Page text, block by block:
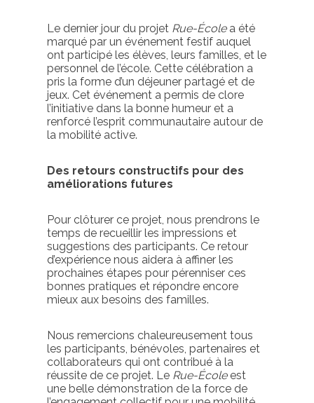
Le dernier jour du projet Rue-Écolea été
marqué par un événement festif auquel
ont participé les élèves, leurs familles, et le
personnel de l’école. Cette célébration a
pris la forme d’un déjeuner partagé et de
jeux. Cet événement a permis de clore
l’initiative dans la bonne humeur et a
renforcé l’esprit communautaire autour de
la mobilité active.
Des retours constructifs pour des
améliorations futures
Pour clôturer ce projet, nous prendrons le
temps de recueillir les impressions et
suggestions des participants. Ce retour
d’expérience nous aidera à affiner les
prochaines étapes pour pérenniser ces
bonnes pratiques et répondre encore
mieux aux besoins des familles.
Nous remercions chaleureusement tous
les participants, bénévoles, partenaires et
collaborateurs qui ont contribué à la
réussite de ce projet. Le Rue-Écoleest
une belle démonstration de la force de